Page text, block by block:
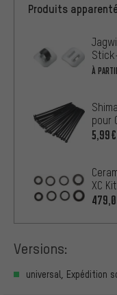
Produits
À
pour
5,99€
XC
Versions:
universal, Expédition